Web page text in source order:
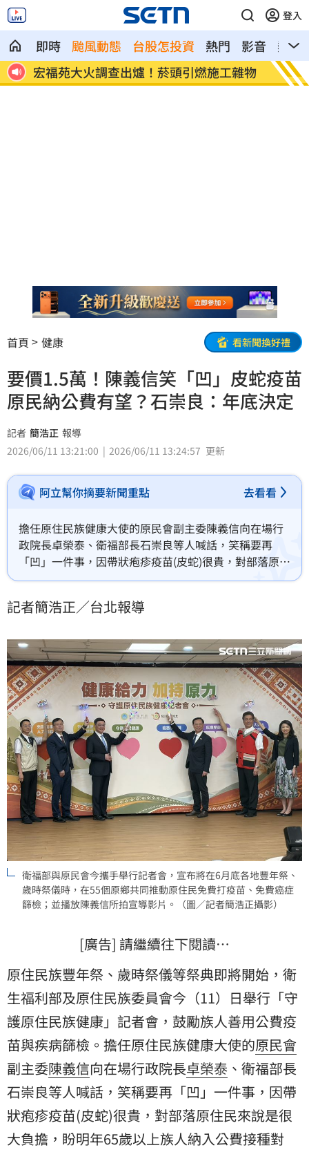
登入
即時 颱風動態 台股怎投資 熱門 影音
熱搜
！
宏福苑大火調查出爐！菸頭引燃施工雜物
定投
位！
首頁 健康 看新聞換好禮
要價1.5萬！陳義信笑「凹」皮蛇疫苗
原民納公費有望？石崇良：年底決定
記者 簡浩正 報導
2026/06/11 13:21:00
2026/06/11 13:24:57 更新
阿立幫你摘要新聞重點 去看看
擔任原住民族健康大使的原民會副主委陳義信向在場行
政院長卓榮泰、衛福部長石崇良等人喊話，笑稱要再
「凹」一件事，因帶狀疱疹疫苗(皮蛇)很貴，對部落原住
民來說是很大負擔，盼明年65歲以上族人納入公費接種
估，預計年底應該會有評估結果，再做最後的政策決
記者簡浩正／台北報導
衛福部與原民會今攜手舉行記者會，宣布將在6月底各地豐年祭、
歲時祭儀時，在55個原鄉共同推動原住民免費打疫苗、免費癌症
篩檢；並播放陳義信所拍宣導影片。（圖／記者簡浩正攝影）
[廣告] 請繼續往下閱讀…
原住民族豐年祭、歲時祭儀等祭典即將開始，衛
生福利部及原住民族委員會今（11）日舉行「守
護原住民族健康」記者會，鼓勵族人善用公費疫
苗與疾病篩檢。擔任原住民族健康大使的原民會
副主委陳義信向在場行政院長卓榮泰 、衛福部長
石崇良等人喊話，笑稱要再「凹」一件事，因帶
狀疱疹疫苗(皮蛇)很貴，對部落原住民來說是很
大負擔，盼明年65歲以上族人納入公費接種對